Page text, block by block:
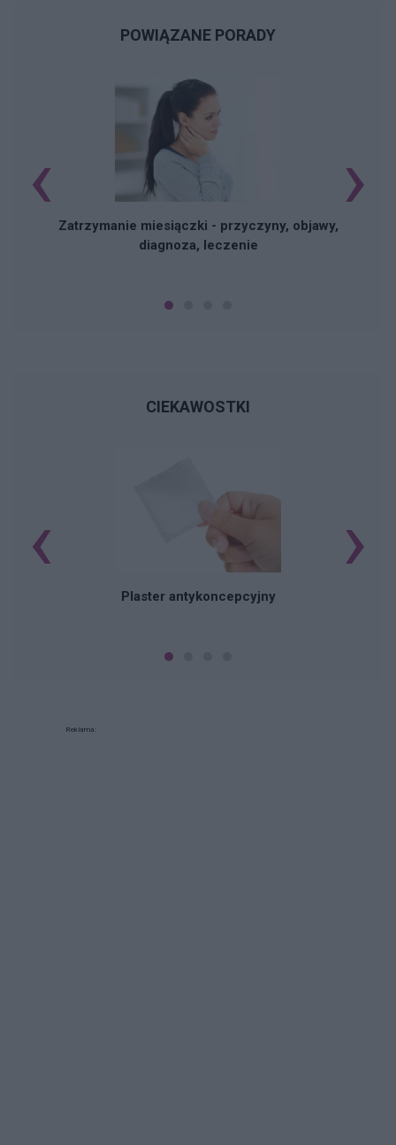
POWIĄZANE PORADY
Zatrzymanie miesiączki - przyczyny, objawy,
diagnoza, leczenie
‹ ›
CIEKAWOSTKI
Plaster antykoncepcyjny
‹ ›
Reklama: